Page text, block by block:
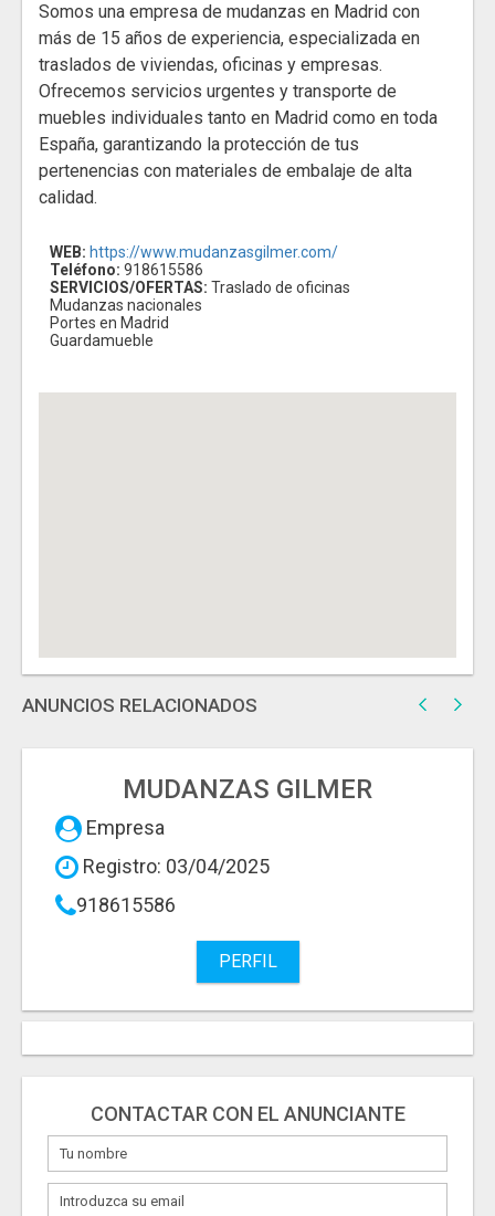
Somos una empresa de mudanzas en Madrid con
más de 15 años de experiencia, especializada en
traslados de viviendas, oficinas y empresas.
Ofrecemos servicios urgentes y transporte de
muebles individuales tanto en Madrid como en toda
España, garantizando la protección de tus
pertenencias con materiales de embalaje de alta
calidad.
WEB: https://www.mudanzasgilmer.com/
Teléfono: 918615586
SERVICIOS/OFERTAS: Traslado de oficinas
Mudanzas nacionales
Portes en Madrid
Guardamueble
ANUNCIOS RELACIONADOS
MUDANZAS GILMER
Empresa
Registro: 03/04/2025
918615586
PERFIL
CONTACTAR CON EL ANUNCIANTE